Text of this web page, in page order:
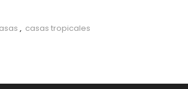
, casas tropicales